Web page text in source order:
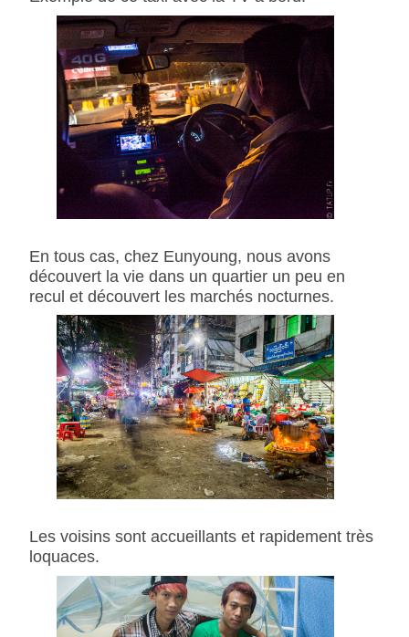
En tous cas, chez Eunyoung, nous avons
découvert la vie dans un quartier un peu en
recul et découvert les marchés nocturnes.
Les voisins sont accueillants et rapidement très
loquaces.